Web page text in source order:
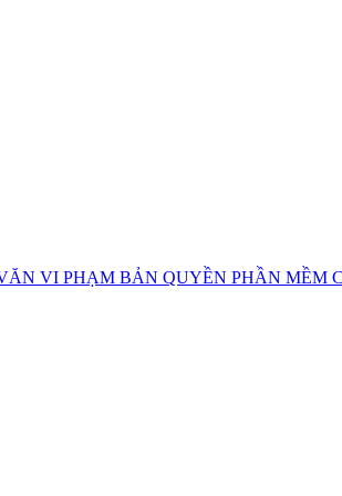
VI PHẠM BẢN QUYỀN PHẦN MỀM